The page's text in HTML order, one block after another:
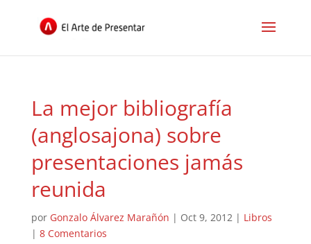
La mejor bibliografía
(anglosajona) sobre
presentaciones jamás
reunida
por Gonzalo Álvarez Marañón | Oct 9, 2012| Libros
| 8 Comentarios